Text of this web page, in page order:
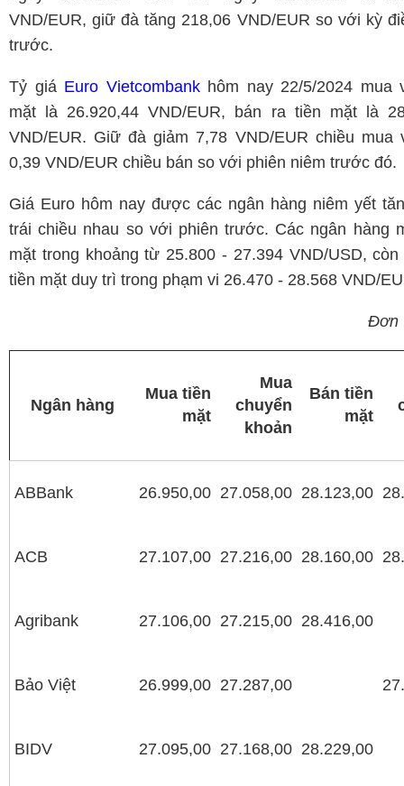
VND/EUR, giữ đà tăng 218,06 VND/EUR so với kỳ
trước.
Tỷ giá Euro Vietcombank hôm nay 22/5/2024 mua
mặt là 26.920,44 VND/EUR, bán ra tiền mặt là
VND/EUR. Giữ đà giảm 7,78 VND/EUR chiều mua
0,39 VND/EUR chiều bán so với phiên niêm trước đó.
Giá Euro hôm nay được các ngân hàng niêm yết
trái chiều nhau so với phiên trước. Các ngân hàng
mặt trong khoảng từ 25.800 - 27.394 VND/USD,
tiền mặt duy trì trong phạm vi 26.470 - 28.568 VND/
Đơn
Ngân hàng
Mua tiền
mặt
Mua
chuyển
khoản
Bán tiền
mặt
ABBank 26.950,00 27.058,00 28.123,00
ACB 27.107,00 27.216,00 28.160,00
Agribank 27.106,00 27.215,00 28.416,00
Bảo Việt 26.999,00 27.287,00
BIDV 27.095,00 27.168,00 28.229,00